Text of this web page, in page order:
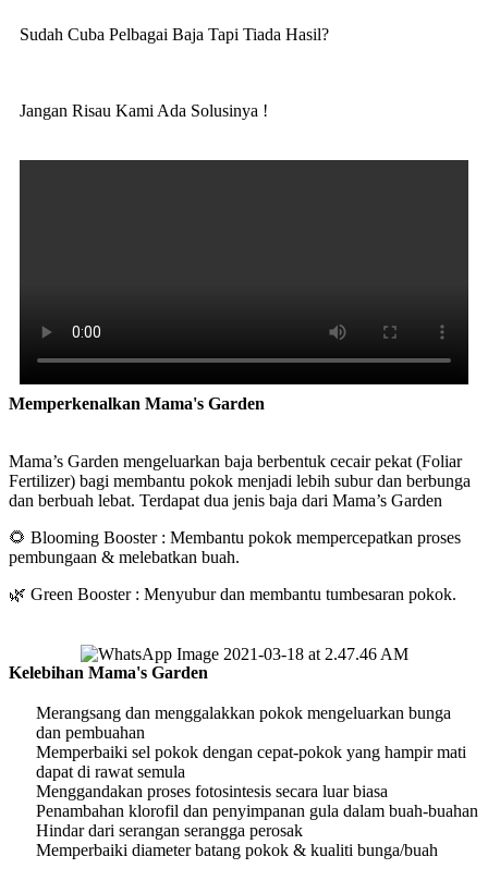
Sudah Cuba Pelbagai Baja Tapi Tiada Hasil?
Jangan Risau Kami Ada Solusinya !
Memperkenalkan Mama's Garden
Mama’s Garden mengeluarkan baja berbentuk cecair pekat (Foliar
Fertilizer) bagi membantu pokok menjadi lebih subur dan berbunga
dan berbuah lebat. Terdapat dua jenis baja dari Mama’s Garden
🌻 Blooming Booster : Membantu pokok mempercepatkan proses
pembungaan & melebatkan buah.
🌿 Green Booster : Menyubur dan membantu tumbesaran pokok.
Kelebihan Mama's Garden
Merangsang dan menggalakkan pokok mengeluarkan bunga
dan pembuahan
Memperbaiki sel pokok dengan cepat-pokok yang hampir mati
dapat di rawat semula
Menggandakan proses fotosintesis secara luar biasa
Penambahan klorofil dan penyimpanan gula dalam buah-buahan
Hindar dari serangan serangga perosak
Memperbaiki diameter batang pokok & kualiti bunga/buah